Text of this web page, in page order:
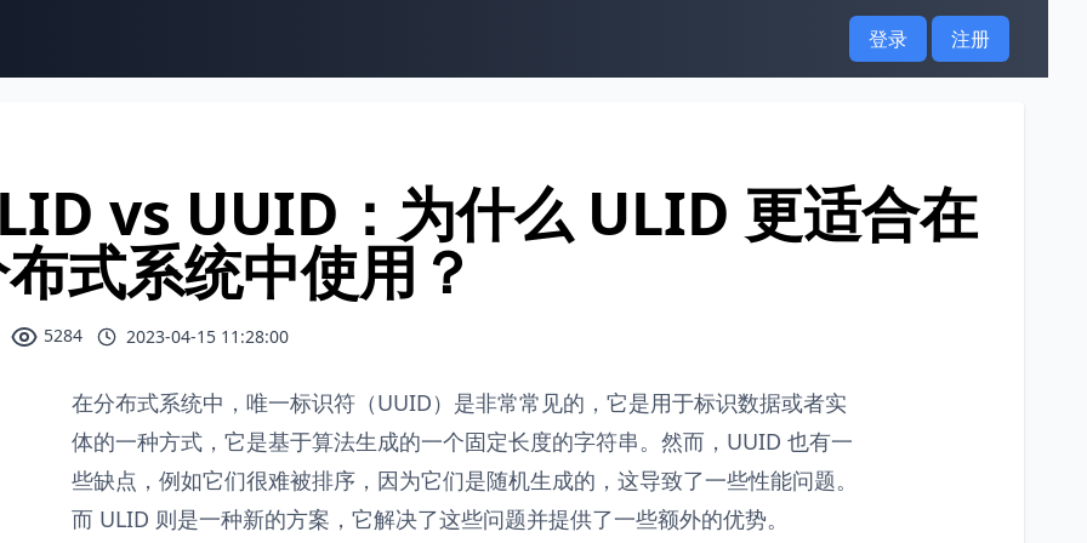
登录 注册
vs UUID：为什么 ULID 更适合在
式系统中使用？
5284 2023-04-15 11:28:00
在分布式系统中，唯一标识符（UUID）是非常常见的，它是用于标识数据或者实
体的一种方式，它是基于算法生成的一个固定长度的字符串。然而，UUID 也有一
些缺点，例如它们很难被排序，因为它们是随机生成的，这导致了一些性能问题。
而 ULID 则是一种新的方案，它解决了这些问题并提供了一些额外的优势。